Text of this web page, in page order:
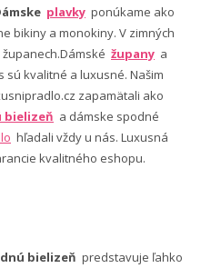
plavky ponúkame ako
bikiny a monokiny. V zimných
župany a
sú kvalitné a luxusné. Našim
zapamätali ako
bielizeň a dámske spodné
hľadali vždy u nás. Luxusná
kvalitného eshopu.
bielizeň predstavuje ľahko